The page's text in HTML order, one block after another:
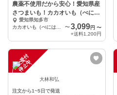
農薬不使用だから安心！愛知県産
さつまいも！カカオいも（べには
るか）
愛知県知多市
〜 3,099円 〜
+送料1,200円
注
文
受
付
停
止
中
大林和弘
注文から1~5日で発送